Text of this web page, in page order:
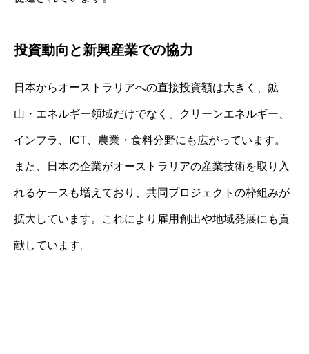
投資動向と新興産業での協力
日本からオーストラリアへの直接投資額は大きく、鉱
山・エネルギー領域だけでなく、クリーンエネルギー、
インフラ、ICT、農業・食料分野にも広がっています。
また、日本の企業がオーストラリアの産業技術を取り入
れるケースも増えており、共同プロジェクトの枠組みが
拡大しています。これにより雇用創出や地域発展にも貢
献しています。